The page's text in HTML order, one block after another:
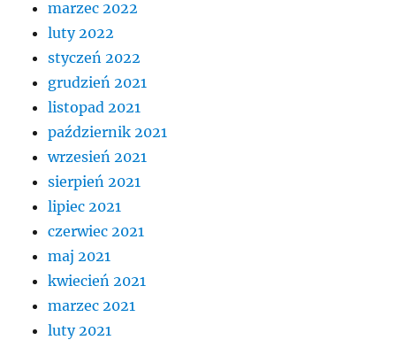
marzec 2022
luty 2022
styczeń 2022
grudzień 2021
listopad 2021
październik 2021
wrzesień 2021
sierpień 2021
lipiec 2021
czerwiec 2021
maj 2021
kwiecień 2021
marzec 2021
luty 2021